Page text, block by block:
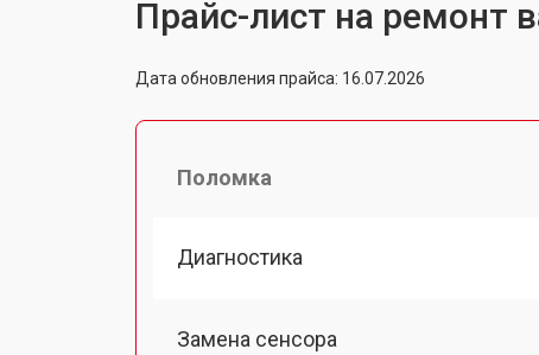
Прайс-лист на ремонт
Дата обновления прайса: 16.07.2026
Поломка
Диагностика
Замена сенсора